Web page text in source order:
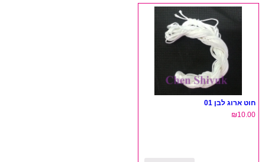
חוט ארוג לבן 01
₪10.00